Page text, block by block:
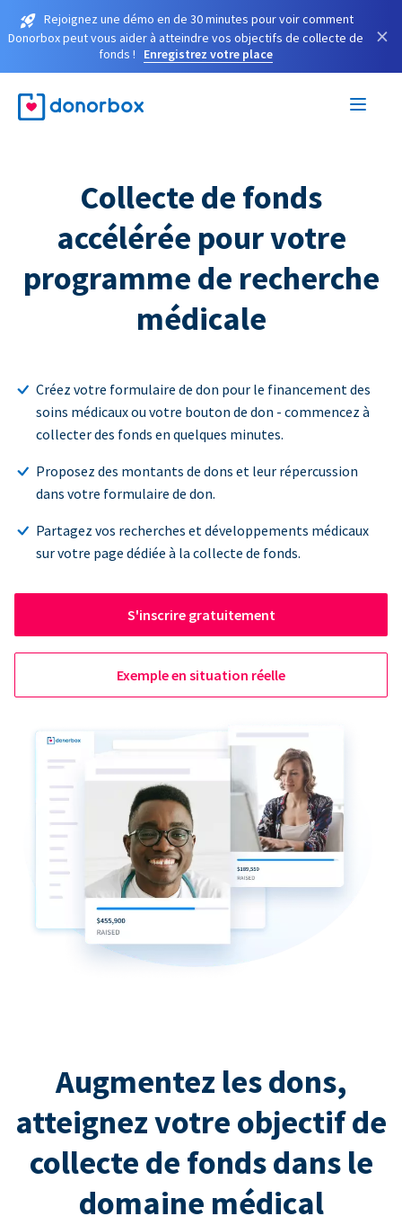
Rejoignez une démo en de 30 minutes pour voir comment
Donorbox peut vous aider à atteindre vos objectifs de collecte de
fonds !
Enregistrez votre place
×
Collecte de fonds
accélérée pour votre
programme de recherche
médicale
Créez votre formulaire de don pour le financement des
soins médicaux ou votre bouton de don - commencez à
collecter des fonds en quelques minutes.
Proposez des montants de dons et leur répercussion
dans votre formulaire de don.
Partagez vos recherches et développements médicaux
sur votre page dédiée à la collecte de fonds.
S'inscrire gratuitement
Exemple en situation réelle
Augmentez les dons,
atteignez votre objectif de
collecte de fonds dans le
domaine médical